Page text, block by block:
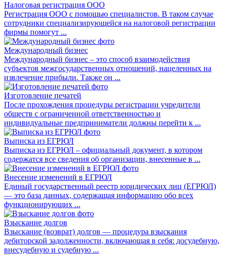
Налоговая регистрация ООО
Регистрация ООО с помощью специалистов. В таком случае
сотрудники специализирующейся на налоговой регистрации
фирмы помогут ...
Международный бизнес
Международный бизнес – это способ взаимодействия
субъектов межгосударственных отношений, нацеленных на
извлечение прибыли. Также он ...
Изготовление печатей
После прохождения процедуры регистрации учредители
обществ с ограниченной ответственностью и
индивидуальные предприниматели должны перейти к ...
Выписка из ЕГРЮЛ
Выписка из ЕГРЮЛ – официальный документ, в котором
содержатся все сведения об организации, внесенные в ...
Внесение изменений в ЕГРЮЛ
Единый государственный реестр юридических лиц (ЕГРЮЛ)
— это база данных, содержащая информацию обо всех
функционирующих ...
Взыскание долгов
Взыскание (возврат) долгов — процедура взыскания
дебиторской задолженности, включающая в себя: досудебную,
внесудебную и судебную ...